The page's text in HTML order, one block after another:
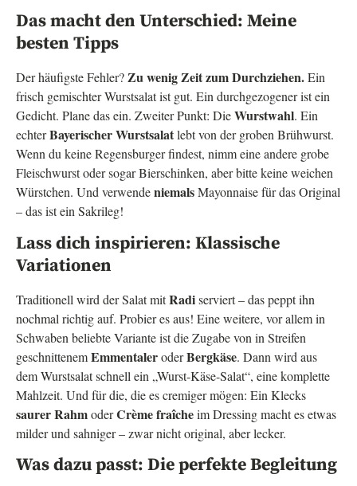
Das macht den Unterschied: Meine
besten Tipps
Der häufigste Fehler?Zu wenig Zeit zum Durchziehen.Ein
frisch gemischter Wurstsalat ist gut. Ein durchgezogener ist ein
Gedicht. Plane das ein. Zweiter Punkt: DieWurstwahl. Ein
echterBayerischer Wurstsalatlebt von der groben Brühwurst.
Wenn du keine Regensburger findest, nimm eine andere grobe
Fleischwurst oder sogar Bierschinken, aber bitte keine weichen
Würstchen. Und verwendeniemalsMayonnaise für das Original
– das ist ein Sakrileg!
Lass dich inspirieren: Klassische
Variationen
Traditionell wird der Salat mitRadiserviert – das peppt ihn
nochmal richtig auf. Probier es aus! Eine weitere, vor allem in
Schwaben beliebte Variante ist die Zugabe von in Streifen
geschnittenemEmmentaleroderBergkäse. Dann wird aus
dem Wurstsalat schnell ein „Wurst-Käse-Salat“, eine komplette
Mahlzeit. Und für die, die es cremiger mögen: Ein Klecks
saurer RahmoderCrème fraîcheim Dressing macht es etwas
milder und sahniger – zwar nicht original, aber lecker.
Was dazu passt: Die perfekte Begleitung